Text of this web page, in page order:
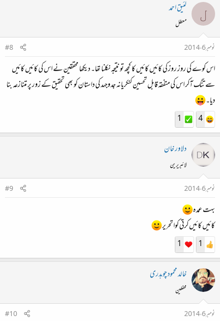
ل لئیق احمد
معطل
نومبر 6، 2014
#8
اس کوے کی روز روز کی کائیں کائیں کا کچھ تو نتیجہ نکلنا تھا۔ دیکھا محققین نے اس کی کائیں کائیں
سے تنگ آکر اس کی متفقہ قابل تحسین کنکریانہ جدوجہد کی داستان کو بھی تحقیق کے زور پر متنازعہ بنا
دیا۔
4
1
دلاور خان
لائبریرین
نومبر 6، 2014
#9
بہت عمدہ
کائیں کائیں کرتی کوا تحریر
1
1
خالد محمود چوہدری
محفلین
نومبر 6، 2014
#10